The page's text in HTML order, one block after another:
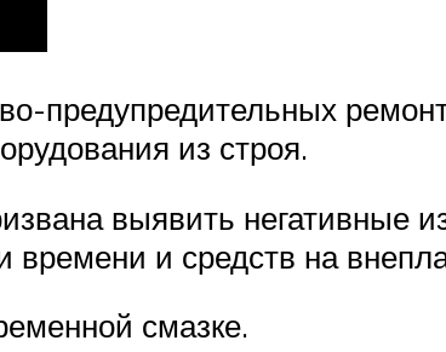
предупредительных
из строя.
выявить негативные
времени и средств на
смазке.